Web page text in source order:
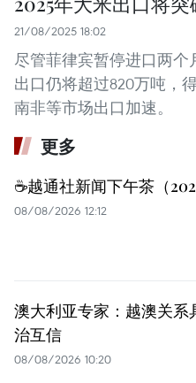
21/08/2025 18:02
尽管菲律宾暂停进口两个
出口仍将超过820万吨，
南非等市场出口加速。
更多
☕️越通社新闻下午茶（
08/08/2026 12:12
澳大利亚专家：越澳关系
治互信
08/08/2026 10:20